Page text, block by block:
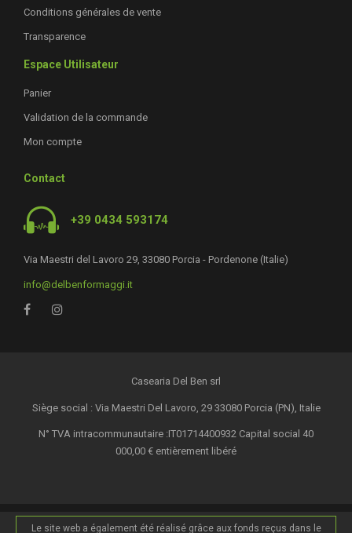
Conditions générales de vente
Transparence
Espace Utilisateur
Panier
Validation de la commande
Mon compte
Contact
+39 0434 593174
Via Maestri del Lavoro 29, 33080 Porcia - Pordenone (Italie)
info@delbenformaggi.it
Casearia Del Ben srl
Siège social : Via Maestri Del Lavoro, 29 33080 Porcia (PN), Italie
N° TVA intracommunautaire :IT01714400932 Capital social 40
000,00 € entièrement libéré
Le site web a également été réalisé grâce aux fonds reçus dans le